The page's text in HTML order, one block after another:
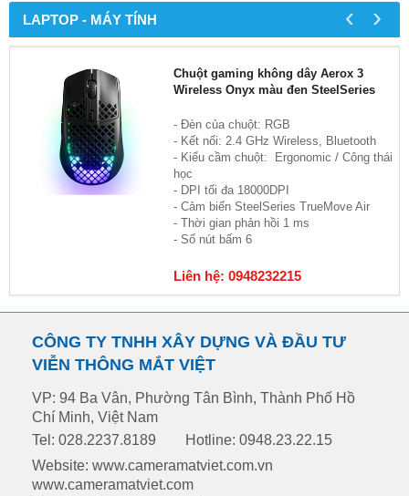
LAPTOP - MÁY TÍNH
Chuột gaming không dây Aerox 3
Wireless Onyx màu đen SteelSeries
- Đèn của chuột: RGB
- Kết nối: 2.4 GHz Wireless, Bluetooth
- Kiểu cầm chuột: Ergonomic / Công thái
học
- DPI tối đa 18000DPI
- Cảm biến SteelSeries TrueMove Air
- Thời gian phản hồi 1 ms
- Số nút bấm 6
Liên hệ: 0948232215
‹ ›
CÔNG TY TNHH XÂY DỰNG VÀ ĐẦU TƯ
VIỄN THÔNG MẮT VIỆT
VP: 94 Ba Vân, Phường Tân Bình, Thành Phố Hồ
Chí Minh, Việt Nam
Tel: 028.2237.8189
Hotline: 0948.23.22.15
Website: www.cameramatviet.com.vn
www.cameramatviet.com